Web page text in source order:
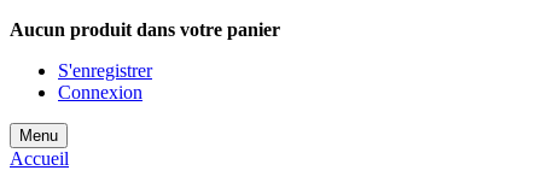
Aucun produit dans votre panier
S'enregistrer
Connexion
Menu
Accueil